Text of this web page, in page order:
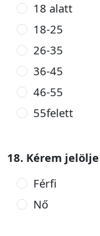
18 alatt
18-25
26-35
36-45
46-55
55felett
18. Kérem
Férfi
Nő